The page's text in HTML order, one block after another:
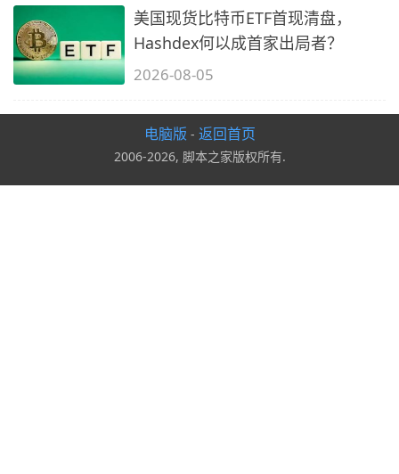
美国现货比特币ETF首现清盘，
Hashdex何以成首家出局者？
2026-08-05
电脑版 - 返回首页
2006-2026, 脚本之家版权所有.